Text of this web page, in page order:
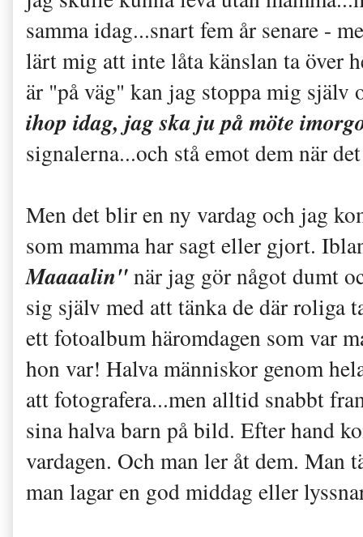
samma idag...snart fem år senare -
lärt mig att inte låta känslan ta över
är "på väg" kan jag stoppa mig själv
ihop idag, jag ska ju på möte
signalerna...och stå emot dem när
Men det blir en ny vardag och jag
som mamma har sagt eller gjort.
Maaaalin"när jag gör något dumt
sig själv med att tänka de där roliga
ett fotoalbum häromdagen som var
hon var! Halva människor genom
att fotografera...men alltid snabbt
sina halva barn på bild. Efter hand
vardagen. Och man ler åt dem. Man
man lagar en god middag eller